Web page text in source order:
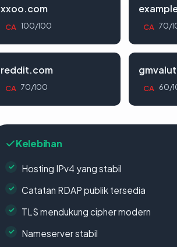
xxoo.com
CA 100/100 CA 70/
reddit.com
CA 70/100 CA 60/
Kelebihan
Hosting IPv4 yang stabil
Catatan RDAP publik tersedia
TLS mendukung cipher modern
Nameserver stabil